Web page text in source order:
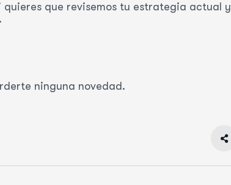
que revisemos tu estrategia actual y
ninguna novedad.